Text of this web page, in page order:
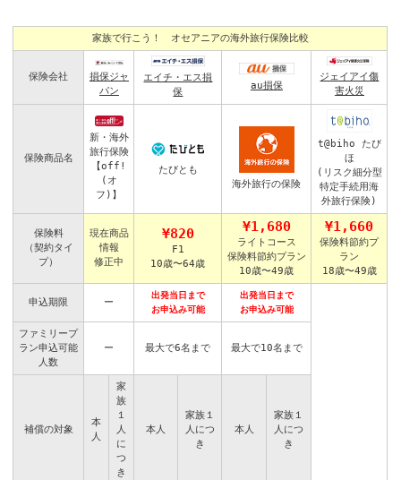
家族で行こう！ オセアニアの海外旅行保険比較
保険会社
損保ジャ
パン
エイチ・エス損
保
au損保
ジェイアイ傷
害火災
保険商品名
新・海外
旅行保険
【off!
(オ
フ)】
たびとも
海外旅行の保険
t@biho たび
ほ
(リスク細分型
特定手続用海
外旅行保険)
保険料
（契約タイ
プ）
現在商品
情報
修正中
¥820
F1
10歳〜64歳
¥1,680
ライトコース
保険料節約プラン
10歳〜49歳
¥1,660
保険料節約プ
ラン
18歳〜49歳
申込期限 ー
出発当日まで
お申込み可能
出発当日まで
お申込み可能
ファミリープ
ラン申込可能
人数
ー 最大で6名まで 最大で10名まで
補償の対象
本
人
家
族
１
人
に
つ
き
本人
家族１
人につ
き
本人
家族１
人につ
き